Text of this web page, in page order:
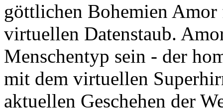
göttlichen Bohemien
virtuellen Datenstaub.
Menschentyp sein - der
mit dem virtuellen
aktuellen Geschehen der